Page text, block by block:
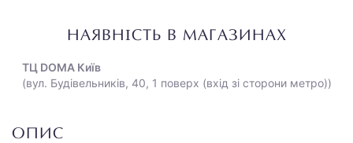
НАЯВНІСТЬ В МАГАЗИНАХ
ТЦ DOMA Київ
(вул. Будівельників, 40, 1 поверх (вхід зі сторони метро))
ОПИС